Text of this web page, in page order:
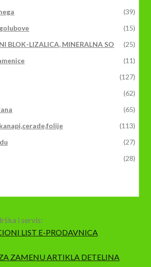
(39)
(15)
BLOK-LIZALICA, MINERALNA SO
(25)
(11)
(127)
(62)
(65)
(113)
(27)
(28)
i servis:
LIST E-PRODAVNICA
ZAMENU ARTIKLA DETELINA